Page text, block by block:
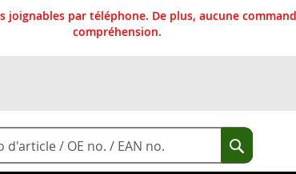
par téléphone. De plus, aucune
compréhension.
Rechercher